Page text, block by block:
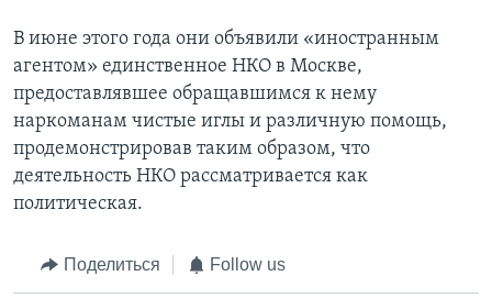
В июне этого года они объявили «иностранным
агентом» единственное НКО в Москве,
предоставлявшее обращавшимся к нему
наркоманам чистые иглы и различную помощь,
продемонстрировав таким образом, что
деятельность НКО рассматривается как
политическая.
Поделиться Follow us